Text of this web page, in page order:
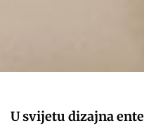
U svijetu dizajna